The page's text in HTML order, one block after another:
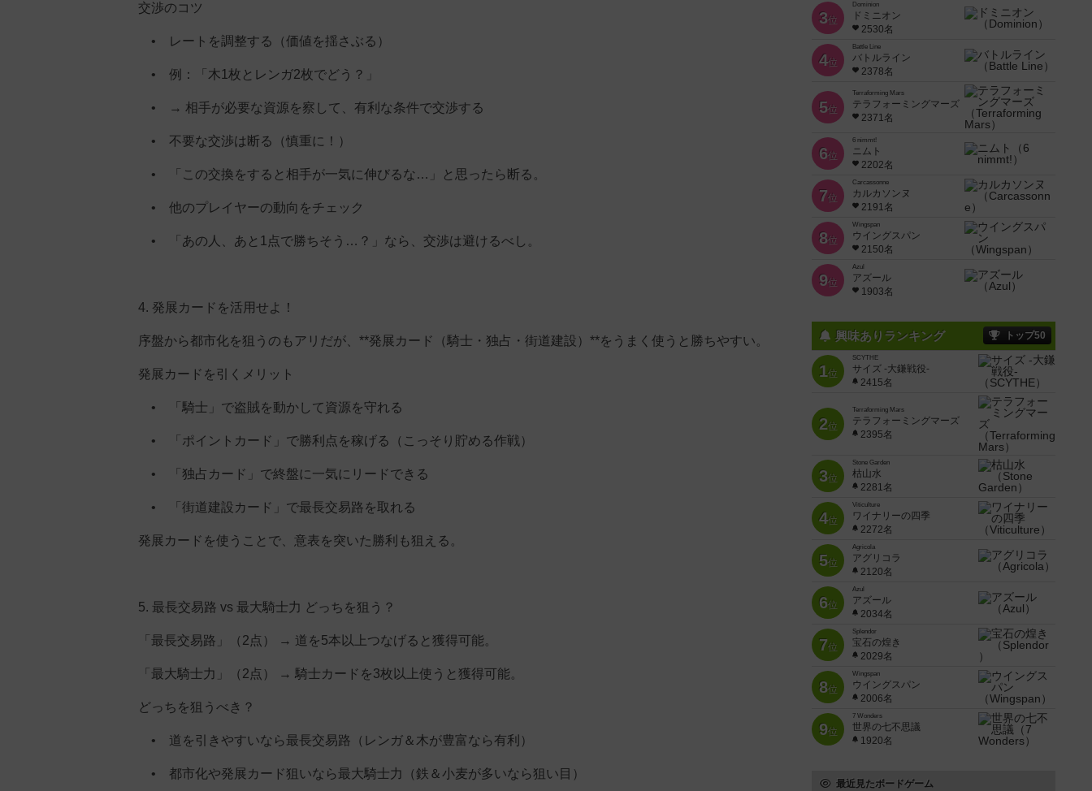
交渉のコツ
• レートを調整する（価値を揺さぶる）
• 例：「木1枚とレンガ2枚でどう？」
• → 相手が必要な資源を察して、有利な条件で交渉する
• 不要な交渉は断る（慎重に！）
• 「この交換をすると相手が一気に伸びるな…」と思ったら断る。
• 他のプレイヤーの動向をチェック
• 「あの人、あと1点で勝ちそう…？」なら、交渉は避けるべし。
4. 発展カードを活用せよ！
序盤から都市化を狙うのもアリだが、**発展カード（騎士・独占・街道建設）**をうまく使うと勝ちやすい。
発展カードを引くメリット
• 「騎士」で盗賊を動かして資源を守れる
• 「ポイントカード」で勝利点を稼げる（こっそり貯める作戦）
• 「独占カード」で終盤に一気にリードできる
• 「街道建設カード」で最長交易路を取れる
発展カードを使うことで、意表を突いた勝利も狙える。
5. 最長交易路 vs 最大騎士力 どっちを狙う？
「最長交易路」（2点） → 道を5本以上つなげると獲得可能。
「最大騎士力」（2点） → 騎士カードを3枚以上使うと獲得可能。
どっちを狙うべき？
• 道を引きやすいなら最長交易路（レンガ＆木が豊富なら有利）
• 都市化や発展カード狙いなら最大騎士力（鉄＆小麦が多いなら狙い目）
3位
Dominion
ドミニオン
2530名
4位
Battle Line
バトルライン
2378名
5位
Terraforming Mars
テラフォーミングマーズ
2371名
6位
6 nimmt!
ニムト
2202名
7位
Carcassonne
カルカソンヌ
2191名
8位
Wingspan
ウイングスパン
2150名
9位
Azul
アズール
1903名
興味ありランキング トップ50
1位
SCYTHE
サイズ -大鎌戦役-
2415名
2位
Terraforming Mars
テラフォーミングマーズ
2395名
3位
Stone Garden
枯山水
2281名
4位
Viticulture
ワイナリーの四季
2272名
5位
Agricola
アグリコラ
2120名
6位
Azul
アズール
2034名
7位
Splendor
宝石の煌き
2029名
8位
Wingspan
ウイングスパン
2006名
9位
7 Wonders
世界の七不思議
1920名
最近見たボードゲーム